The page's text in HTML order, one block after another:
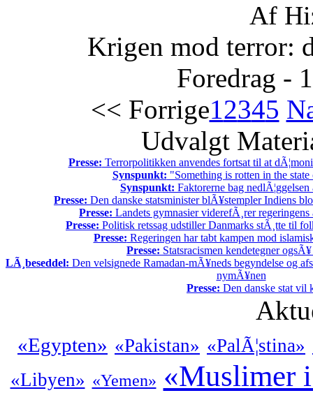
Af
Krigen mod terror:
Foredrag -
<< Forrige12345
Udvalgt
Presse: Terrorpolitikken anvendes fortsat til at
Synspunkt: "Something is rotten in the
Synspunkt: Faktorerne bag
Presse: Den danske statsminister blÃ¥stempler Indiens
Presse: Landets gymnasier viderefÃ¸rer
Presse: Politisk retssag udstiller Danmarks stÃ¸tte til
Presse: Regeringen har tabt kampen mod
Presse: Statsracismen kendetegner
LÃ¸beseddel: Den velsignede Ramadan-mÃ¥neds begyndelse og
nymÃ¥nen
Presse: Den danske stat vil
«Egypten» «Pakistan» «PalÃ¦stina»
«Libyen» «Yemen» «Muslimer